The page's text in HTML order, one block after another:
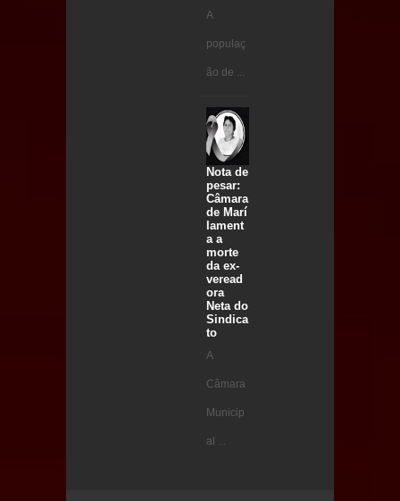
A
populaç
ão de ...
Nota de
pesar:
Câmara
de Marí
lament
a a
morte
da ex-
veread
ora
Neta do
Sindica
to
A
Câmara
Municip
al ...